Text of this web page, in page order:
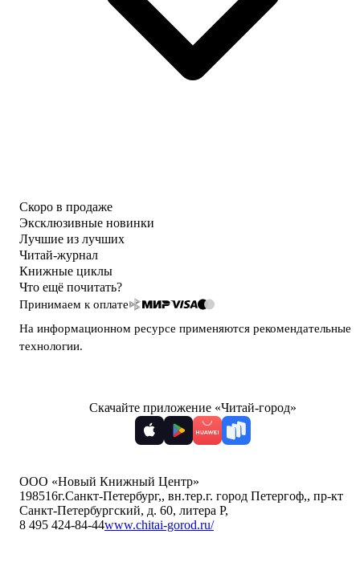
Скоро в продаже
Эксклюзивные новинки
Лучшие из лучших
Читай-журнал
Книжные циклы
Что ещё почитать?
Принимаем к оплате
На информационном ресурсе применяются рекомендательные
технологии.
Скачайте приложение «Читай-город»
ООО «Новый Книжный Центр»
198516г.Санкт-Петербург,, вн.тер.г. город Петергоф,, пр-кт
Санкт-Петербургский, д. 60, литера Р,
8 495 424-84-44www.chitai-gorod.ru/